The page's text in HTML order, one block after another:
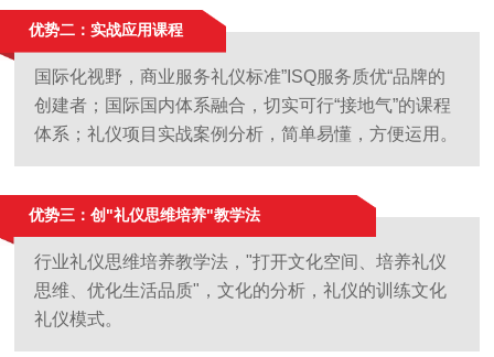
优势二：实战应用课程
国际化视野，商业服务礼仪标准”ISQ服务质优“品牌的
创建者；国际国内体系融合，切实可行“接地气”的课程
体系；礼仪项目实战案例分析，简单易懂，方便运用。
优势三：创"礼仪思维培养"教学法
行业礼仪思维培养教学法，"打开文化空间、培养礼仪
思维、优化生活品质"，文化的分析，礼仪的训练文化
礼仪模式。